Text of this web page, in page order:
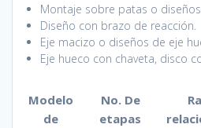
Montaje sobre patas o
Diseño con brazo de reacción.
Eje macizo o diseños de eje
Eje hueco con chaveta, disco
Modelo
de
No. De
etapas